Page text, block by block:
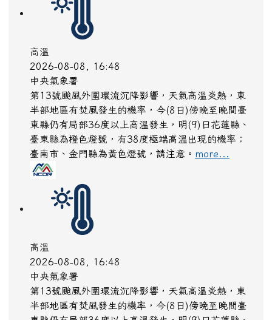
2026-08-08, 16:48
第13號颱風外圍環流沉降影響，天氣高溫炎熱，東
半部地區有焚風發生的機率，今(8日)傍晚至晚間臺
東縣仍有局部36度以上高溫發生，明(9)日花蓮縣、
臺東縣為橙色燈號，有38度極端高溫出現的機率；
臺南市、金門縣為黃色燈號，請注意。more...
2026-08-08, 16:48
第13號颱風外圍環流沉降影響，天氣高溫炎熱，東
半部地區有焚風發生的機率，今(8日)傍晚至晚間臺
東縣仍有局部36度以上高溫發生，明(9)日花蓮縣、
臺東縣為橙色燈號，有38度極端高溫出現的機率；
臺南市、金門縣為黃色燈號，請注意。more...